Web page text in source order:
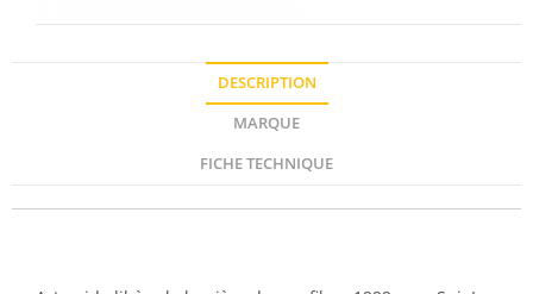
DESCRIPTION
MARQUE
FICHE TECHNIQUE